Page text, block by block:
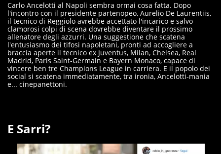
Carlo Ancelotti al Napoli sembra ormai cosa fatta. Dopo
l'incontro con il presidente partenopeo, Aurelio De Laurentiis,
il tecnico di Reggiolo avrebbe accettato l'incarico e salvo
clamorosi colpi di scena dovrebbe diventare il prossimo
allenatore degli azzurri. Una suggestione che scatena
l'entusiasmo dei tifosi napoletani, pronti ad accogliere a
braccia aperte il tecnico ex Juventus, Milan, Chelsea, Real
Madrid, Paris Saint-Germain e Bayern Monaco, capace di
vincere ben tre Champions League in carriera. E il popolo dei
social si scatena immediatamente, tra ironia, Ancelotti-mania
e... cinepanettoni.
E Sarri?